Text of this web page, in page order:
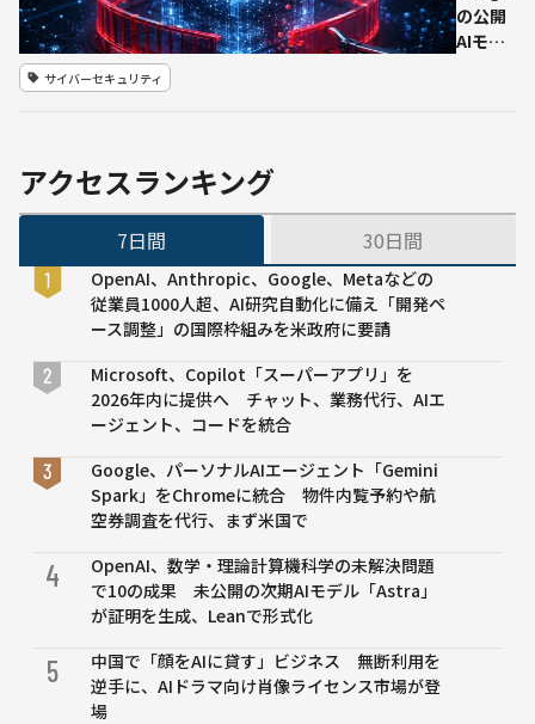
重視
Nature
が報
の公開
AIモデ
化学兵
ルウェ
サイバーセキュリティ
アクセスランキング
7日間 30日間
OpenAI、Anthropic、Google、Metaなどの
従業員1000人超、AI研究自動化に備え「開発ペ
ース調整」の国際枠組みを米政府に要請
Microsoft、Copilot「スーパーアプリ」を
2026年内に提供へ チャット、業務代行、AIエ
ージェント、コードを統合
Google、パーソナルAIエージェント「Gemini
Spark」をChromeに統合 物件内覧予約や航
空券調査を代行、まず米国で
4
OpenAI、数学・理論計算機科学の未解決問題
で10の成果 未公開の次期AIモデル「Astra」
が証明を生成、Leanで形式化
5
中国で「顔をAIに貸す」ビジネス 無断利用を
逆手に、AIドラマ向け肖像ライセンス市場が登
場